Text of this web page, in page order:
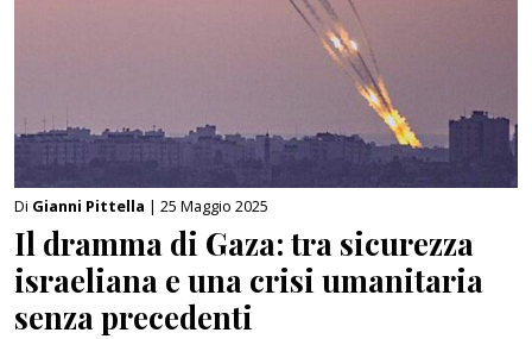
Di Gianni Pittella | 25 Maggio 2025
Il dramma di Gaza: tra sicurezza
israeliana e una crisi umanitaria
senza precedenti